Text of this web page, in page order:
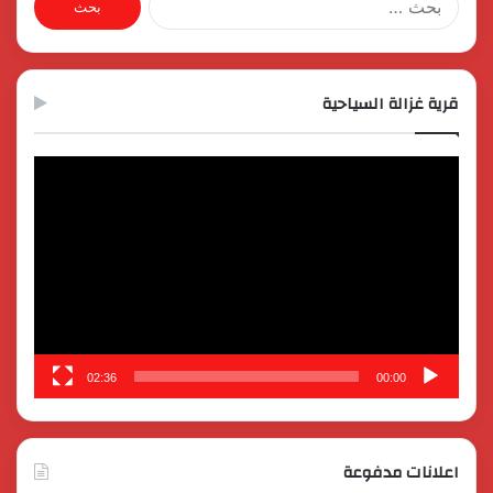
عن:
قرية غزالة السياحية
00:00
02:36
اعلانات مدفوعة